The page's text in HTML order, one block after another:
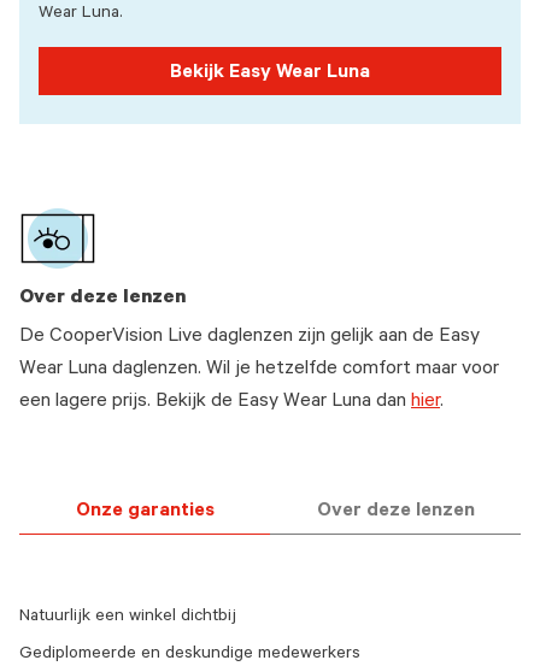
Wear Luna.
Bekijk Easy Wear Luna
Over deze lenzen
De CooperVision Live daglenzen zijn gelijk aan de Easy
Wear Luna daglenzen. Wil je hetzelfde comfort maar voor
een lagere prijs. Bekijk de Easy Wear Luna dan hier.
Onze garanties Over deze lenzen
Natuurlijk een winkel dichtbij
Gediplomeerde en deskundige medewerkers